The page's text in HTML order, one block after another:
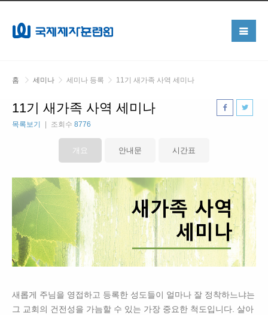
홈 세미나 세미나 등록 11기 새가족 사역 세미나
11기 새가족 사역 세미나
목록보기 조회수 8776
개요 안내문 시간표
새롭게 주님을 영접하고 등록한 성도들이 얼마나 잘 정착하느냐는
그 교회의 건전성을 가늠할 수 있는 가장 중요한 척도입니다. 살아